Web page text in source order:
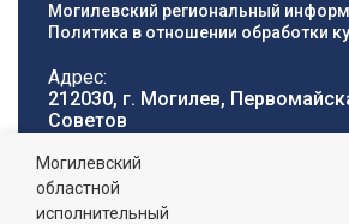
Могилевский региональный
Политика в отношении обработки
Адрес:
212030, г. Могилев,
Cоветов
Телефон горячей
линии:
8 (0222) 71-32-55
Могилевский
областной
исполнительный